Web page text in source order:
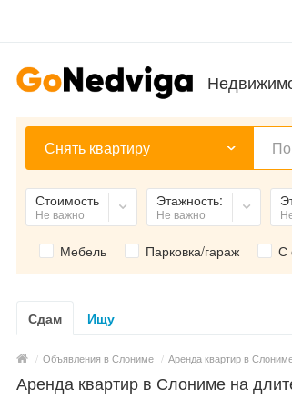
Снять квартиру
Стоимость
Не важно
Этажность:
Не важно
Мебель Парковка/гараж С
Сдам Ищу
/ Объявления в Слониме / Аренда квартир в
Аренда квартир в Слониме на